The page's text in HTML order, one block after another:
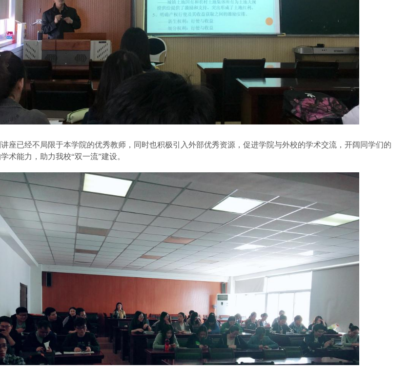
座已经不局限于本学院的优秀教师，同时也积极引入外部优秀资源，促进学院与外校的学术交流，开阔同学们的
术能力，助力我校“双一流”建设。